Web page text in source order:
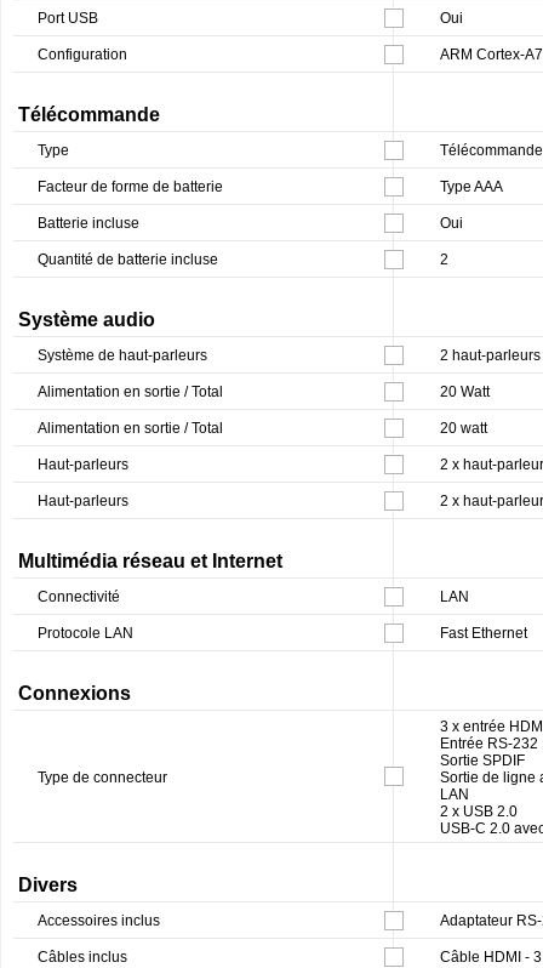
Port USB Oui
Configuration ARM Cortex-
Télécommande
Type Télécommande
Facteur de forme de batterie Type AAA
Batterie incluse Oui
Quantité de batterie incluse 2
Système audio
Système de haut-parleurs 2 haut-parleurs
Alimentation en sortie / Total 20 Watt
Alimentation en sortie / Total 20 watt
Haut-parleurs 2 x haut-
Haut-parleurs 2 x haut-
Multimédia réseau et Internet
Connectivité LAN
Protocole LAN Fast Ethernet
Connexions
Type de connecteur
3 x entrée
Entrée RS-232
Sortie SPDIF
Sortie de ligne
LAN
2 x USB 2.0
USB-C 2.0
Divers
Accessoires inclus Adaptateur
Câbles inclus Câble HDMI -